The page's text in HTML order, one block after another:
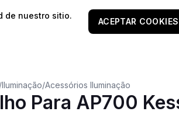
a 60€!*⭐️
/Iluminação/Acessórios Iluminação
Para AP700
de nuestro sitio.
ACEPTAR COOKIES